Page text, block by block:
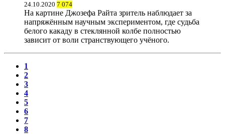
24.10.2020 7 074
На картине Джозефа Райта зритель наблюдает за
напряжённым научным экспериментом, где судьба
белого какаду в стеклянной колбе полностью
зависит от воли странствующего учёного.
1
2
3
4
5
6
7
8